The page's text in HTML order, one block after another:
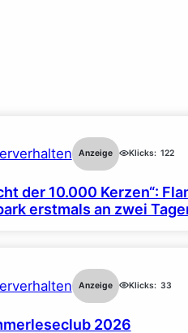
Anzeige Klicks: 122
der 10.000 Kerzen“:
erstmals an zwei
Anzeige Klicks: 33
2026